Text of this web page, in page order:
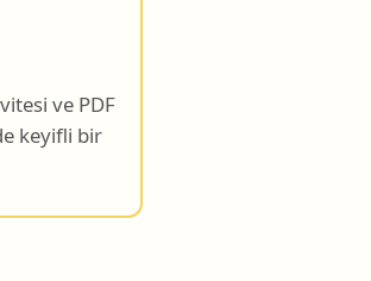
keyifli bir